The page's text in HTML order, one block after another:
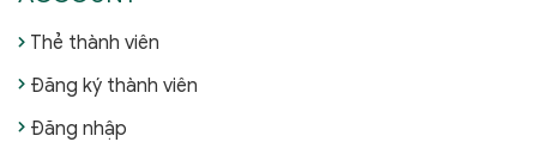
Thẻ thành viên
Đăng ký thành viên
Đăng nhập